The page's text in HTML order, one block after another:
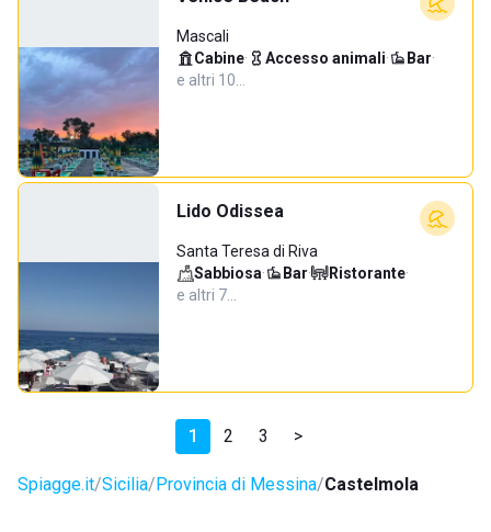
Mascali
Cabine· Accesso animali· Bar·
e altri 10…
Lido Odissea
Santa Teresa di Riva
Sabbiosa· Bar· Ristorante·
e altri 7…
1 2 3 >
Spiagge.it Sicilia Provincia di Messina Castelmola